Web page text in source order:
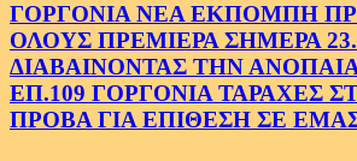
ΓΟΡΓΟΝΙΑ ΝΕΑ ΕΚΠΟΜΠΗ
ΟΛΟΥΣ ΠΡΕΜΙΕΡΑ ΣΗΜΕΡΑ
ΔΙΑΒΑΙΝΟΝΤΑΣ ΤΗΝ ΑΝΟΠΑΙΑ
ΕΠ.109 ΓΟΡΓΟΝΙΑ ΤΑΡΑΧΕΣ
ΠΡΟΒΑ ΓΙΑ ΕΠΙΘΕΣΗ ΣΕ